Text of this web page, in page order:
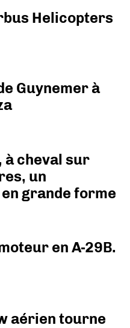
Helicopters
Guynemer à
cheval sur
un
grande forme
en A-29B.
aérien tourne